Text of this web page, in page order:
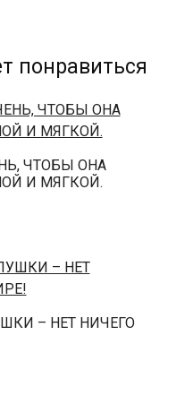
понравиться
ЧТОБЫ ОНА
И МЯГКОЙ.
– НЕТ НИЧЕГО